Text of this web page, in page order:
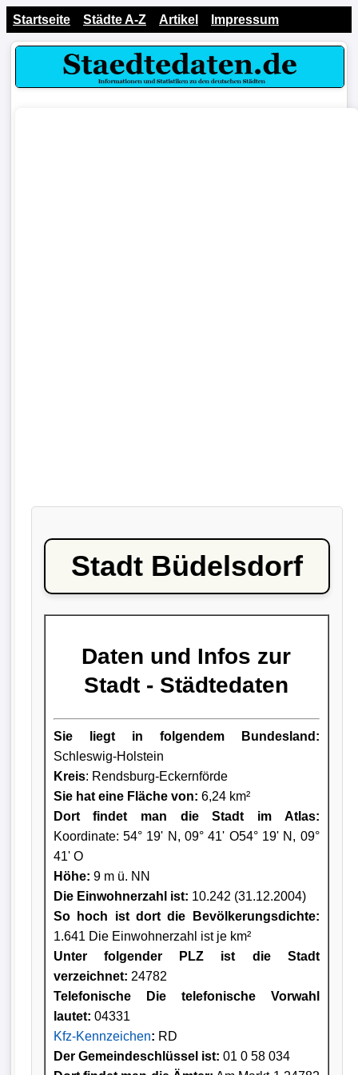
Startseite Städte A-Z Artikel Impressum
Stadt Büdelsdorf
Daten und Infos zur
Stadt - Städtedaten
Sie liegt in folgendem Bundesland:
Schleswig-Holstein
Kreis: Rendsburg-Eckernförde
Sie hat eine Fläche von: 6,24 km²
Dort findet man die Stadt im Atlas:
Koordinate: 54° 19' N, 09° 41' O54° 19' N, 09°
41' O
Höhe: 9 m ü. NN
Die Einwohnerzahl ist: 10.242 (31.12.2004)
So hoch ist dort die Bevölkerungsdichte:
1.641 Die Einwohnerzahl ist je km²
Unter folgender PLZ ist die Stadt
verzeichnet: 24782
Telefonische Die telefonische Vorwahl
lautet: 04331
Kfz-Kennzeichen: RD
Der Gemeindeschlüssel ist: 01 0 58 034